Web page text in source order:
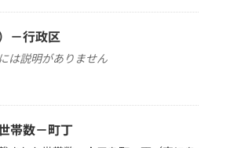
－行政区
は説明がありません
帯数－町丁